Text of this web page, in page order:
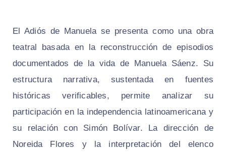
El Adiós de Manuela se presenta como una obra
teatral basada en la reconstrucción de episodios
documentados de la vida de Manuela Sáenz. Su
estructura narrativa, sustentada en fuentes
históricas verificables, permite analizar su
participación en la independencia latinoamericana y
su relación con Simón Bolívar. La dirección de
Noreida Flores y la interpretación del elenco